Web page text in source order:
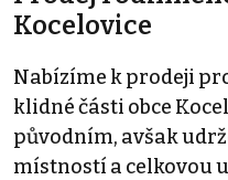
Kocelovice
Nabízíme k prodeji
klidné části obce
původním, avšak
místností a celkovou